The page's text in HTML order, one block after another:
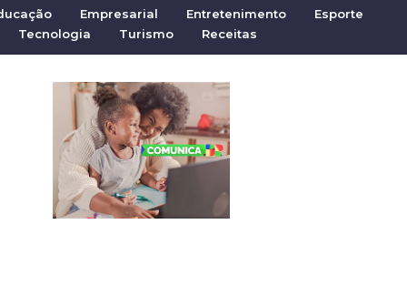
Empresarial Entretenimento
Esporte
Tecnologia Turismo Receitas